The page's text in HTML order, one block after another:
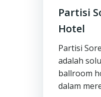
Partisi
Hotel
Partisi
adalah
ballroom
dalam